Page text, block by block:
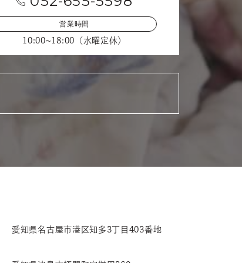
営業時間
10:00~18:00（水曜定休）
愛知県名古屋市港区知多3丁目403番地